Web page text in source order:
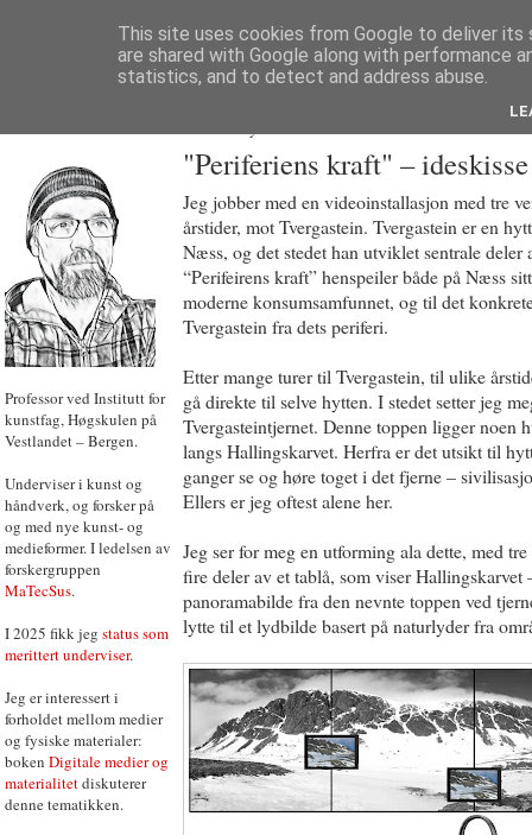
Professor ved Institutt for
kunstfag, Høgskulen på
Vestlandet – Bergen.
Underviser i kunst og
håndverk, og forsker på
og med nye kunst- og
medieformer. I ledelsen av
forskergruppen
MaTecSus.
I 2025 fikk jeg status som
merittert underviser.
Jeg er interessert i
forholdet mellom medier
og fysiske materialer:
boken Digitale medier og
materialitetdiskuterer
denne tematikken.
"Periferiens kraft" – ideskisse
Jeg jobber med en videoinstallasjon med tre
årstider, mot Tvergastein. Tvergastein er en
Næss, og det stedet han utviklet sentrale
“Perifeirens kraft” henspeiler både på Næss
moderne konsumsamfunnet, og til det
Tvergastein fra dets periferi.
Etter mange turer til Tvergastein, til ulike
gå direkte til selve hytten. I stedet setter jeg
Tvergasteintjernet. Denne toppen ligger noen
langs Hallingskarvet. Herfra er det utsikt til
ganger se og høre toget i det fjerne –
Ellers er jeg oftest alene her.
Jeg ser for meg en utforming ala dette, med
fire deler av et tablå, som viser Hallingskarvet
panoramabilde fra den nevnte toppen ved
lytte til et lydbilde basert på naturlyder fra
This site uses cookies from Google to deliver its
are shared with Google along with performance
statistics, and to detect and address abuse.